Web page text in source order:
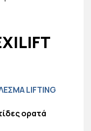
LIFTING
ορατά